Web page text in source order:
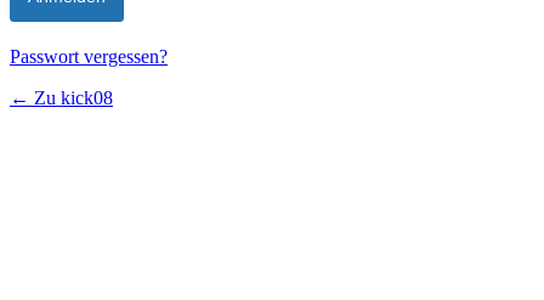
Passwort vergessen?
← Zu kick08